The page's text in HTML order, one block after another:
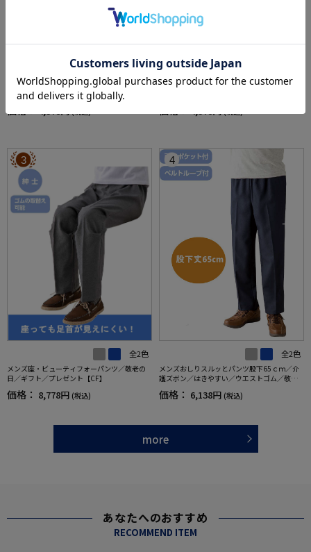
全2色
【前開き】【通年素材】ワンタッチのびのび
ストレッチパジャマ１／紳士用／メンズ／高
齢者／シニア／名前記入欄付／後ろ長め／ギ
フト／プレゼント【CF】
価格：4,378円 (税込)
【前開き】【あったか】薄中綿キルト葉柄ベ
付／両脇ポケット／お出かけ／ギフト【CF】
価格：4,378円 (税込)
3
全2色
メンズ座・ビューティフォーパンツ／敬老の
日／ギフト／プレゼント【CF】
価格： 8,778円 (税込)
4
全2色
メンズおしりスルッとパンツ股下65ｃｍ／介
護ズボン／はきやすい／ウエストゴム／敬老
の日／ギフト／プレゼント【CF】
価格： 6,138円 (税込)
more
あなたへのおすすめ
RECOMMEND ITEM